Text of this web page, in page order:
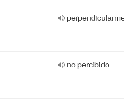
no percibido